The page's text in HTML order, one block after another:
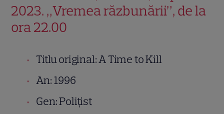
2023. „Vremea răzbunării”, de la
ora 22.00
Titlu original: A Time to Kill
An: 1996
Gen: Polițist